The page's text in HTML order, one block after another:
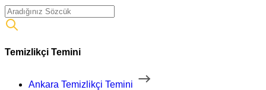
Temizlikçi Temini
Ankara Temizlikçi Temini